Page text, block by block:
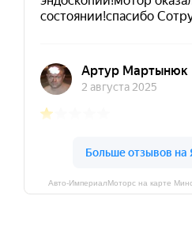
Авто-ИмпериалМоторс на карте